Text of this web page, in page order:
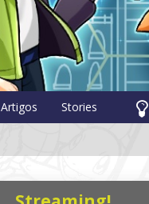
Artigos Stories